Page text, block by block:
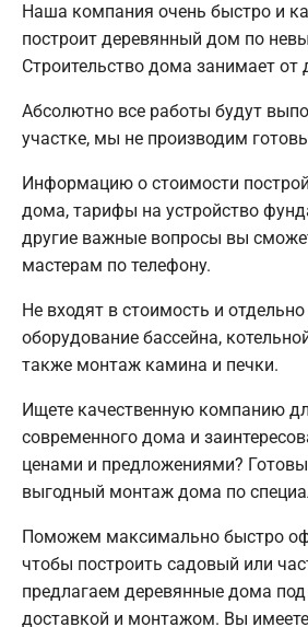
Наша компания очень быстро и
построит деревянный дом по
Строительство дома занимает от
Абсолютно все работы будут
участке, мы не производим
Информацию о стоимости
дома, тарифы на устройство
другие важные вопросы вы
мастерам по телефону.
Не входят в стоимость и
оборудование бассейна,
также монтаж камина и печки.
Ищете качественную компанию
современного дома и
ценами и предложениями?
выгодный монтаж дома по
Поможем максимально быстро
чтобы построить садовый или
предлагаем деревянные дома
доставкой и монтажом. Вы